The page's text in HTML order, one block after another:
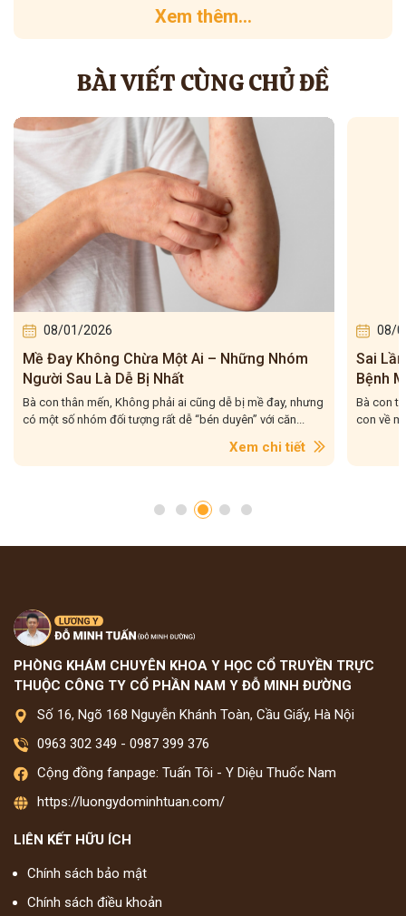
Xem thêm...
BÀI VIẾT CÙNG CHỦ ĐỀ
08/01/2026
Mề Đay Không Chừa Một Ai – Những Nhóm
Người Sau Là Dễ Bị Nhất
Bà con thân mến, Không phải ai cũng dễ bị mề đay, nhưng
có một số nhóm đối tượng rất dễ “bén duyên” với căn...
Xem chi tiết
08/
Sai
Bệnh
Bà con
con về
PHÒNG KHÁM CHUYÊN KHOA Y HỌC CỔ TRUYỀN TRỰC
THUỘC CÔNG TY CỔ PHẦN NAM Y ĐỖ MINH ĐƯỜNG
Số 16, Ngõ 168 Nguyễn Khánh Toàn, Cầu Giấy, Hà Nội
0963 302 349 - 0987 399 376
Cộng đồng fanpage: Tuấn Tôi - Y Diệu Thuốc Nam
https://luongydominhtuan.com/
LIÊN KẾT HỮU ÍCH
Chính sách bảo mật
Chính sách điều khoản